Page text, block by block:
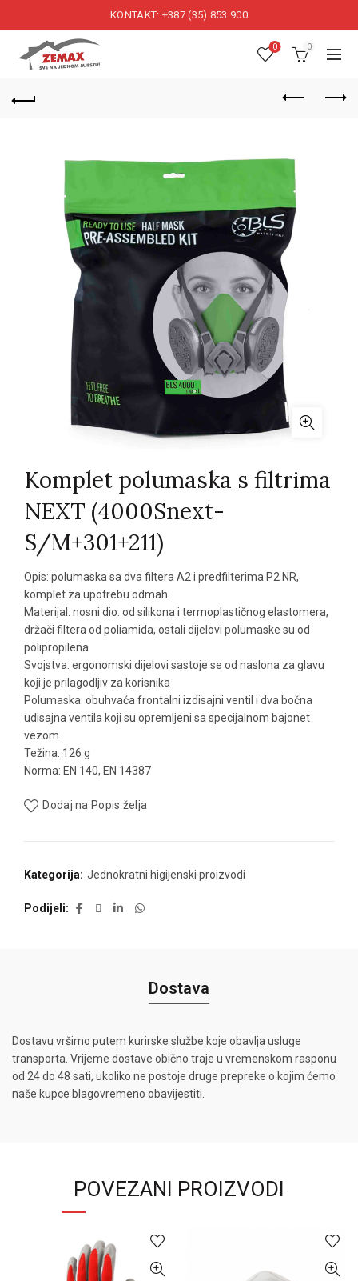
KONTAKT: +387 (35) 853 900
0 0
Komplet polumaska s filtrima
NEXT (4000Snext-
S/M+301+211)
Opis: polumaska sa dva filtera A2 i predfilterima P2 NR,
komplet za upotrebu odmah
Materijal: nosni dio: od silikona i termoplastičnog elastomera,
držači filtera od poliamida, ostali dijelovi polumaske su od
polipropilena
Svojstva: ergonomski dijelovi sastoje se od naslona za glavu
koji je prilagodljiv za korisnika
Polumaska: obuhvaća frontalni izdisajni ventil i dva bočna
udisajna ventila koji su opremljeni sa specijalnom bajonet
vezom
Težina: 126 g
Norma: EN 140, EN 14387
Dodaj na Popis želja
Kategorija: Jednokratni higijenski proizvodi
Podijeli
Dostava
Dostavu vršimo putem kurirske službe koje obavlja usluge
transporta. Vrijeme dostave obično traje u vremenskom rasponu
od 24 do 48 sati, ukoliko ne postoje druge prepreke o kojim ćemo
naše kupce blagovremeno obavijestiti.
POVEZANI PROIZVODI